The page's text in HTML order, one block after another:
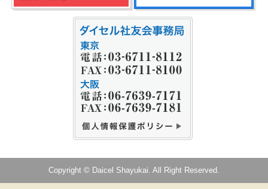
Copyright © Daicel Shayukai. All Right Reserved.